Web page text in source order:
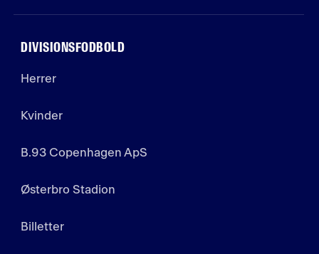
DIVISIONSFODBOLD
Herrer
Kvinder
B.93 Copenhagen ApS
Østerbro Stadion
Billetter